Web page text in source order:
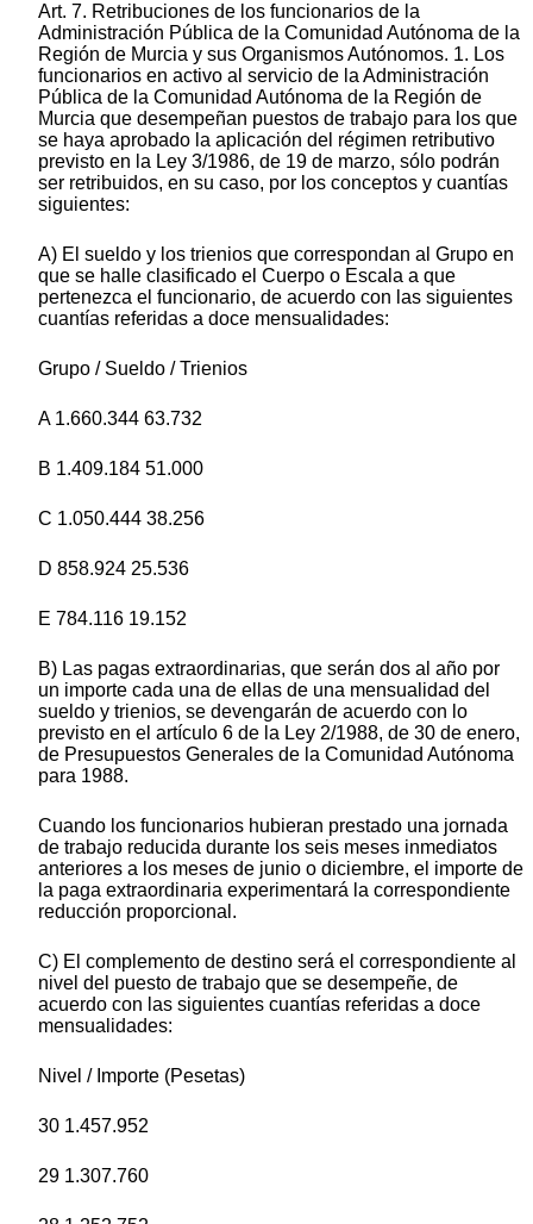
Art. 7. Retribuciones de los funcionarios de la
Administración Pública de la Comunidad Autónoma de la
Región de Murcia y sus Organismos Autónomos. 1. Los
funcionarios en activo al servicio de la Administración
Pública de la Comunidad Autónoma de la Región de
Murcia que desempeñan puestos de trabajo para los que
se haya aprobado la aplicación del régimen retributivo
previsto en la Ley 3/1986, de 19 de marzo, sólo podrán
ser retribuidos, en su caso, por los conceptos y cuantías
siguientes:
A) El sueldo y los trienios que correspondan al Grupo en
que se halle clasificado el Cuerpo o Escala a que
pertenezca el funcionario, de acuerdo con las siguientes
cuantías referidas a doce mensualidades:
Grupo / Sueldo / Trienios
A 1.660.344 63.732
B 1.409.184 51.000
C 1.050.444 38.256
D 858.924 25.536
E 784.116 19.152
B) Las pagas extraordinarias, que serán dos al año por
un importe cada una de ellas de una mensualidad del
sueldo y trienios, se devengarán de acuerdo con lo
previsto en el artículo 6 de la Ley 2/1988, de 30 de enero,
de Presupuestos Generales de la Comunidad Autónoma
para 1988.
Cuando los funcionarios hubieran prestado una jornada
de trabajo reducida durante los seis meses inmediatos
anteriores a los meses de junio o diciembre, el importe de
la paga extraordinaria experimentará la correspondiente
reducción proporcional.
C) El complemento de destino será el correspondiente al
nivel del puesto de trabajo que se desempeñe, de
acuerdo con las siguientes cuantías referidas a doce
mensualidades:
Nivel / Importe (Pesetas)
30 1.457.952
29 1.307.760